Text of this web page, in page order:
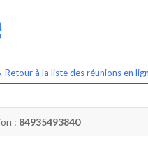
Retour à la liste des réunions en
: 84935493840